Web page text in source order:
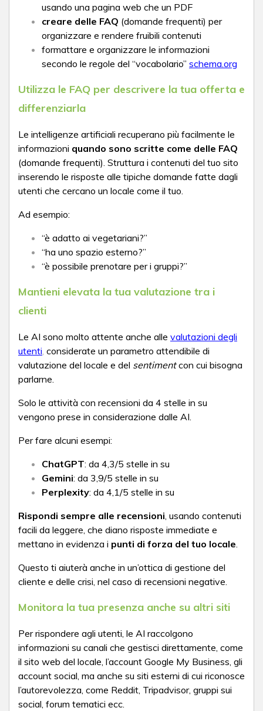
usando una pagina web che un PDF
creare delle FAQ (domande frequenti) per
organizzare e rendere fruibili contenuti
formattare e organizzare le informazioni
secondo le regole del “vocabolario” schema.org
Utilizza le FAQ per descrivere la tua offerta e
differenziarla
Le intelligenze artificiali recuperano più facilmente le
informazioni quando sono scritte come delle FAQ
(domande frequenti). Struttura i contenuti del tuo sito
inserendo le risposte alle tipiche domande fatte dagli
utenti che cercano un locale come il tuo.
Ad esempio:
“è adatto ai vegetariani?”
“ha uno spazio esterno?”
“è possibile prenotare per i gruppi?”
Mantieni elevata la tua valutazione tra i
clienti
Le AI sono molto attente anche alle valutazioni degli
utenti considerate un parametro attendibile di
valutazione del locale e del sentimentcon cui bisogna
parlarne.
Solo le attività con recensioni da 4 stelle in su
vengono prese in considerazione dalle AI.
Per fare alcuni esempi:
ChatGPT: da 4,3/5 stelle in su
Gemini: da 3,9/5 stelle in su
Perplexity: da 4,1/5 stelle in su
Rispondi sempre alle recensioni , usando contenuti
facili da leggere, che diano risposte immediate e
mettano in evidenza i punti di forza del tuo locale
Questo ti aiuterà anche in un’ottica di gestione del
cliente e delle crisi, nel caso di recensioni negative.
Monitora la tua presenza anche su altri siti
Per rispondere agli utenti, le AI raccolgono
informazioni su canali che gestisci direttamente, come
il sito web del locale, l’account Google My Business, gli
account social, ma anche su siti esterni di cui riconosce
l’autorevolezza, come Reddit, Tripadvisor, gruppi sui
social, forum tematici ecc.